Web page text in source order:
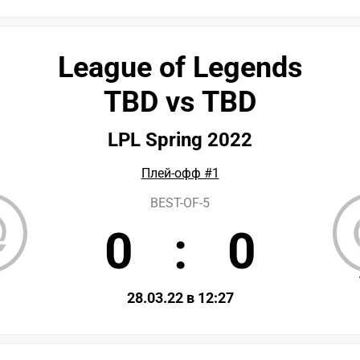
League of Legends
TBD vs TBD
LPL Spring 2022
Плей-офф #1
BEST-OF-5
0 : 0
28.03.22 в 12:27